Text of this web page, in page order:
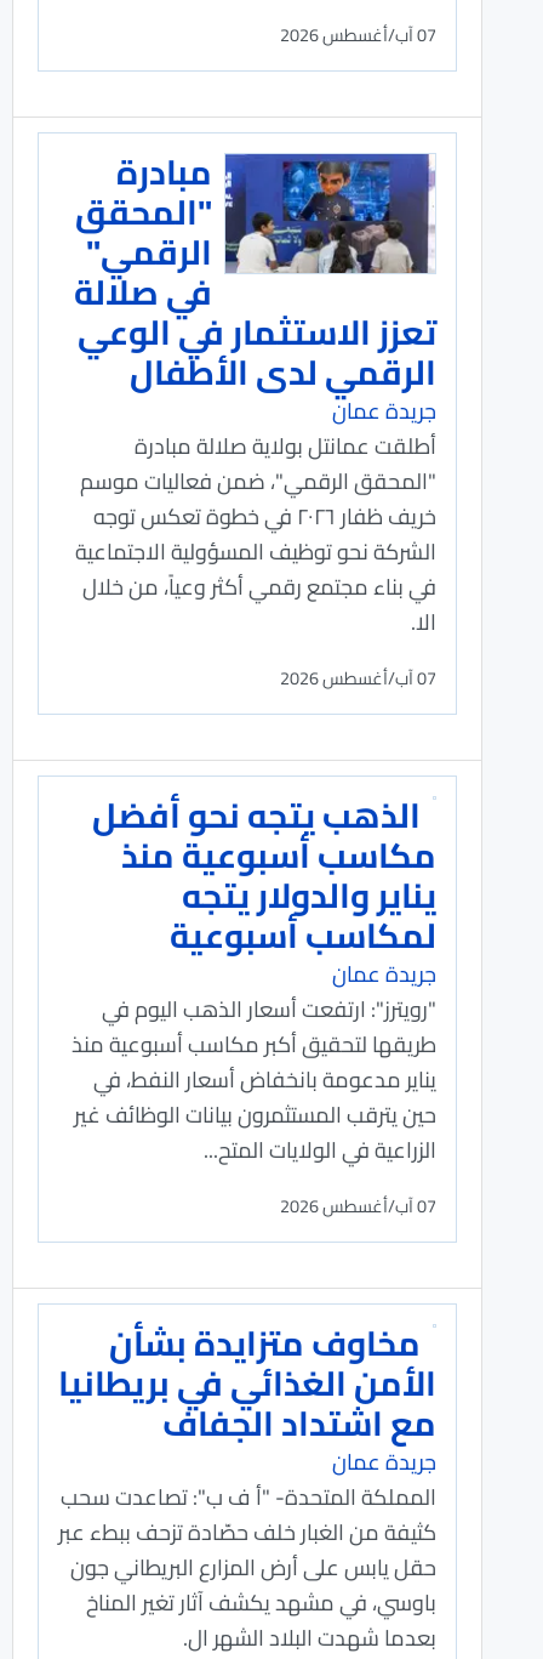
07 آب/أغسطس 2026
مبادرة
"المحقق
الرقمي"
في صلالة
تعزز الاستثمار في الوعي
الرقمي لدى الأطفال
جريدة عمان
أطلقت عمانتل بولاية صلالة مبادرة
"المحقق الرقمي"، ضمن فعاليات موسم
خريف ظفار ٢٠٢٦ في خطوة تعكس توجه
الشركة نحو توظيف المسؤولية الاجتماعية
في بناء مجتمع رقمي أكثر وعياً، من خلال
الا.
07 آب/أغسطس 2026
الذهب يتجه نحو أفضل
مكاسب أسبوعية منذ
يناير والدولار يتجه
لمكاسب أسبوعية
جريدة عمان
"رويترز": ارتفعت أسعار الذهب اليوم في
طريقها لتحقيق أكبر مكاسب أسبوعية ​منذ
يناير ​مدعومة بانخفاض أسعار النفط، في
حين يترقب المستثمرون بيانات الوظائف غير
الزراعية في الولايات المتح...
07 آب/أغسطس 2026
مخاوف متزايدة بشأن
الأمن الغذائي في بريطانيا
مع اشتداد الجفاف
جريدة عمان
المملكة المتحدة- "أ ف ب": تصاعدت سحب
كثيفة من الغبار خلف حصّادة تزحف ببطء عبر
حقل يابس على أرض المزارع البريطاني جون
باوسي، في مشهد يكشف آثار تغير المناخ
بعدما شهدت البلاد الشهر ال.